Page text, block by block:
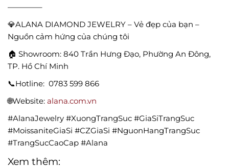
————–
💎ALANA DIAMOND JEWELRY – Vẻ đẹp của bạn –
Nguồn cảm hứng của chúng tôi
🏠 Showroom: 840 Trần Hưng Đạo, Phường An Đông,
TP. Hồ Chí Minh
📞Hotline: 0783 599 866
🌐Website: alana.com.vn
#AlanaJewelry #XuongTrangSuc #GiaSiTrangSuc
#MoissaniteGiaSi #CZGiaSi #NguonHangTrangSuc
#TrangSucCaoCap #Alana
Xem thêm: